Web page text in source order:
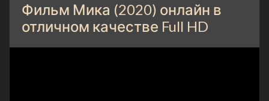
Фильм Мика (2020) онлайн в
отличном качестве Full HD